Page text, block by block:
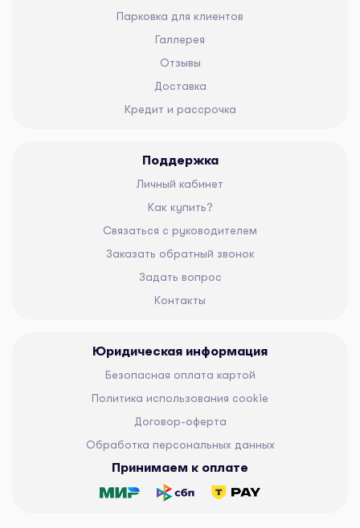
Парковка для клиентов
Галлерея
Отзывы
Доставка
Кредит и рассрочка
Поддержка
Личный кабинет
Как купить?
Связаться с руководителем
Заказать обратный звонок
Задать вопрос
Контакты
Юридическая информация
Безопасная оплата картой
Политика использования cookie
Договор-оферта
Обработка персональных данных
Принимаем к оплате